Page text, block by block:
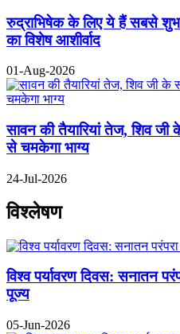
रुद्राभिषेक के लिए ये हैं सबसे शुभ
का विशेष आशीर्वाद
01-Aug-2026
सावन की तैयारियां तेज, शिव
से चमकेगा भाग्य
24-Jul-2026
विश्लेषण
विश्व पर्यावरण दिवस: सनातन
पूज्य
05-Jun-2026